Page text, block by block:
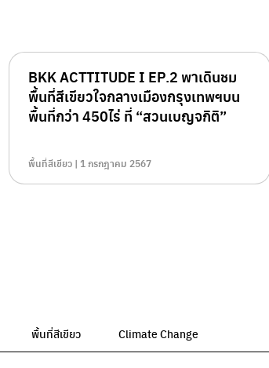
BKK ACTTITUDE I EP.2 พาเดินชม
พื้นที่สีเขียวใจกลางเมืองกรุงเทพฯบน
พื้นที่กว่า 450ไร่ ที่ “สวนเบญจกิติ”
พื้นที่สีเขียว | 1 กรกฎาคม 2567
พื้นที่สีเขียว Climate Change